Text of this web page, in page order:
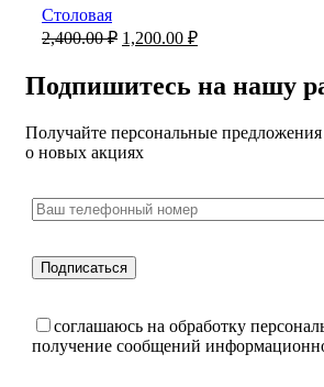
Столовая
2,400.00₽ 1,200.00 ₽
Подпишитесь на нашу
Получайте персональные
о новых акциях
соглашаюсь на обработку
получение сообщений